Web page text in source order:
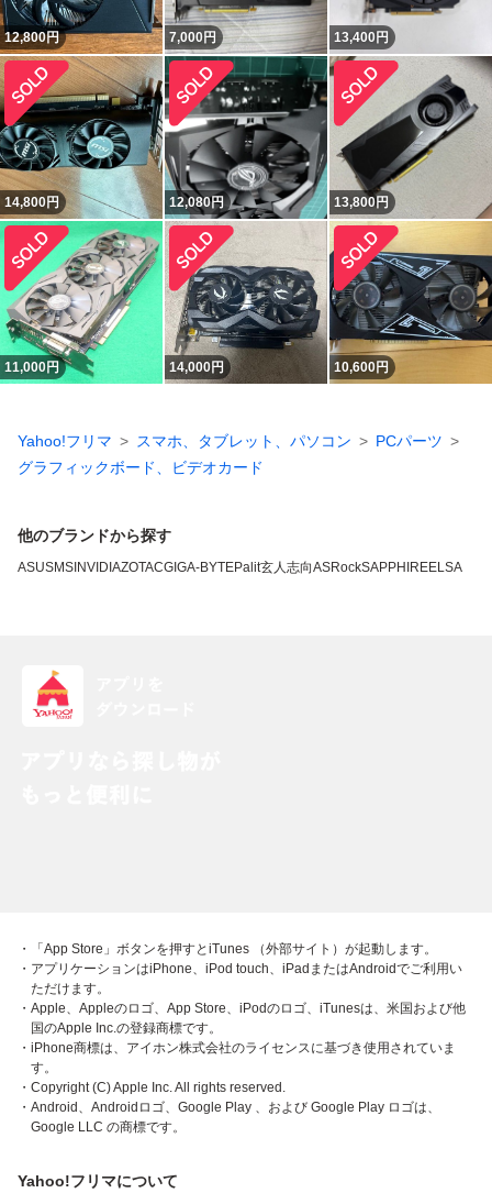
12,800円 7,000円 13,400円
14,800円 12,080円 13,800円
11,000円 14,000円 10,600円
Yahoo!フリマ スマホ、タブレット、パソコン
PCパーツ
グラフィックボード、ビデオカード
他のブランドから探す
ASUSMSI NVIDIAZOTACGIGA-BYTEPalit玄人志向ASRockSAPPHIREELSA
・「App Store」ボタンを押すとiTunes （外部サイト）が起動します。
・アプリケーションはiPhone、iPod touch、iPadまたはAndroidでご利用い
ただけます。
・Apple、Appleのロゴ、App Store、iPodのロゴ、iTunesは、米国および他
国のApple Inc.の登録商標です。
・iPhone商標は、アイホン株式会社のライセンスに基づき使用されていま
す。
・Copyright (C) Apple Inc. All rights reserved.
・Android、Androidロゴ、Google Play 、および Google Play ロゴは、
Google LLC の商標です。
Yahoo!フリマについて